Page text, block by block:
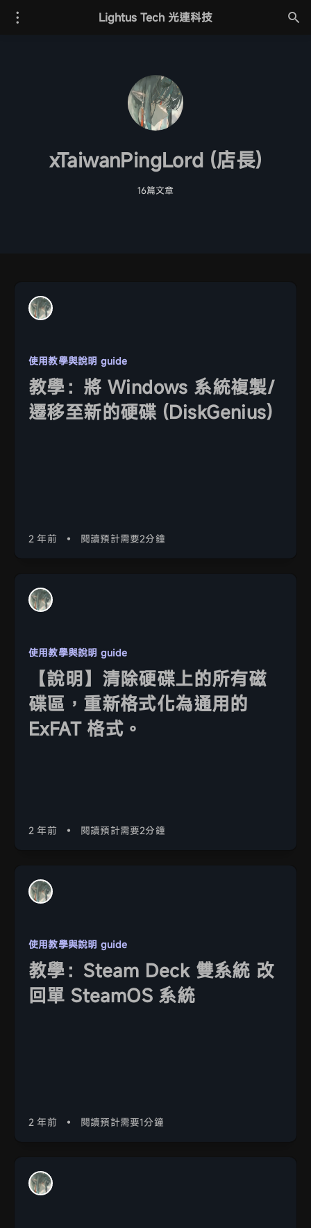
Lightus Tech 光連科技
xTaiwanPingLord (店長)
16篇文章
使用教學與說明 guide
教學：將 Windows 系統複製/
遷移至新的硬碟 (DiskGenius)
2 年前 • 閱讀預計需要2分鐘
使用教學與說明 guide
【說明】清除硬碟上的所有磁
碟區，重新格式化為通用的
ExFAT 格式。
2 年前 • 閱讀預計需要2分鐘
使用教學與說明 guide
教學：Steam Deck 雙系統 改
回單 SteamOS 系統
2 年前 • 閱讀預計需要1分鐘